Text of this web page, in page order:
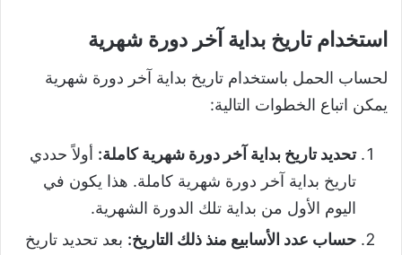
استخدام تاريخ بداية آخر دورة شهرية
لحساب الحمل باستخدام تاريخ بداية آخر دورة شهرية
يمكن اتباع الخطوات التالية:
تحديد تاريخ بداية آخر دورة شهرية كاملة: أولاً حددي
تاريخ بداية آخر دورة شهرية كاملة. هذا يكون في
اليوم الأول من بداية تلك الدورة الشهرية.
حساب عدد الأسابيع منذ ذلك التاريخ: بعد تحديد تاريخ